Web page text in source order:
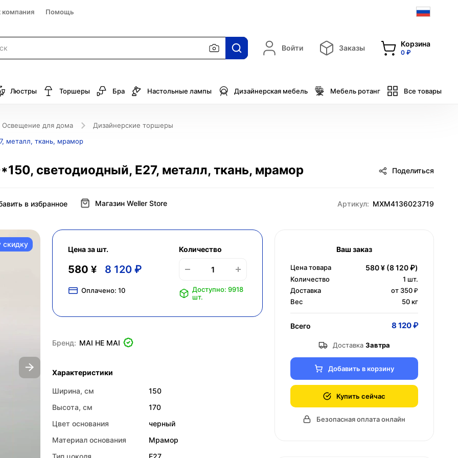
компания Помощь
Войти Заказы Корзина
0 ₽
Люстры Торшеры Бра Настольные лампы Дизайнерская мебель Мебель ротанг Все товары
Освещение для дома
Дизайнерские торшеры
металл, ткань, мрамор
светодиодный, Е27, металл, ткань, мрамор
в избранное
Поделиться
Магазин Weller Store Артикул: MXM4136023719
скидку
Цена за шт.
580 ¥ 8 120 ₽
Оплачено: 10
Количество
Доступно: 9918
шт.
Бренд: MAI HE MAI
Характеристики
Ширина, см
150
Высота, см
170
Цвет основания
черный
Материал основания
Мрамор
Тип цоколя
E27
Ваш заказ
Цена товара 580 ¥ (8 120 ₽)
Количество 1 шт.
Доставка
от 350 ₽
Вес
50 кг
Всего 8 120 ₽
Доставка Завтра
Добавить в корзину
Купить сейчас
Безопасная оплата онлайн